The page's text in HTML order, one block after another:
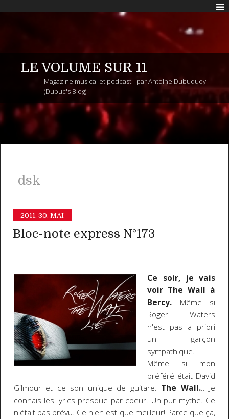
LE VOLUME SUR 11
Magazine musical et podcast - par Antoine Dubuquoy
(Dubuc's Blog)
dsk
2011. 30. MAI
Bloc-note express N°173
Ce soir, je vais
voir The Wall à
Bercy. Même si
Roger Waters
n'est pas a priori
un garçon
sympathique.
Même si mon
préféré était David
Gilmour et ce son unique de guitare. The Wall... Je
connais les lyrics presque par coeur. Un pur mythe. Ce
n'était pas prévu. Ce n'en est que meilleur! Parce que ça,